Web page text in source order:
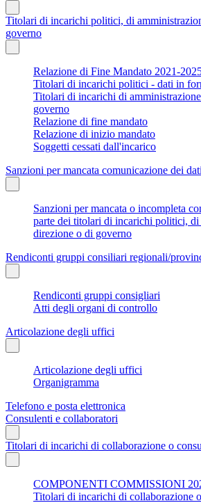
Titolari di incarichi politici, di
governo
Relazione di Fine Mandato 2021-
Titolari di incarichi politici - dati in
Titolari di incarichi di
governo
Relazione di fine mandato
Relazione di inizio mandato
Soggetti cessati dall'incarico
Sanzioni per mancata comunicazione dei dati
Sanzioni per mancata o incompleta
parte dei titolari di incarichi politici, di
direzione o di governo
Rendiconti gruppi consiliari regionali/
Rendiconti gruppi consigliari
Atti degli organi di controllo
Articolazione degli uffici
Articolazione degli uffici
Organigramma
Telefono e posta elettronica
Consulenti e collaboratori
Titolari di incarichi di collaborazione o
COMPONENTI COMMISSIONI
Titolari di incarichi di collaborazione